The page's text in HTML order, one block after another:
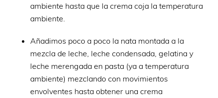
ambiente hasta que la crema coja la temperatura
ambiente.
Añadimos poco a poco la nata montada a la
mezcla de leche, leche condensada, gelatina y
leche merengada en pasta (ya a temperatura
ambiente) mezclando con movimientos
envolventes hasta obtener una crema